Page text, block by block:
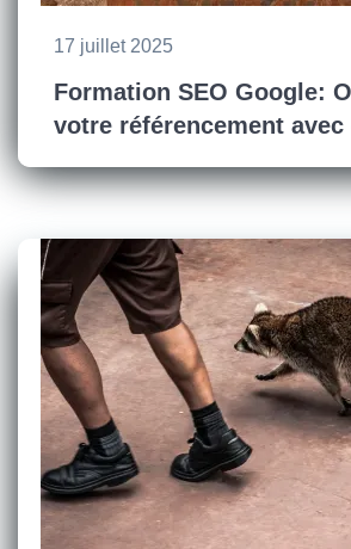
17 juillet 2025
Formation SEO Google:
votre référencement